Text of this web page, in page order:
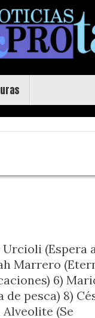
Urcioli (Espera a
Marrero
6)
de pesca) 8)
(Se